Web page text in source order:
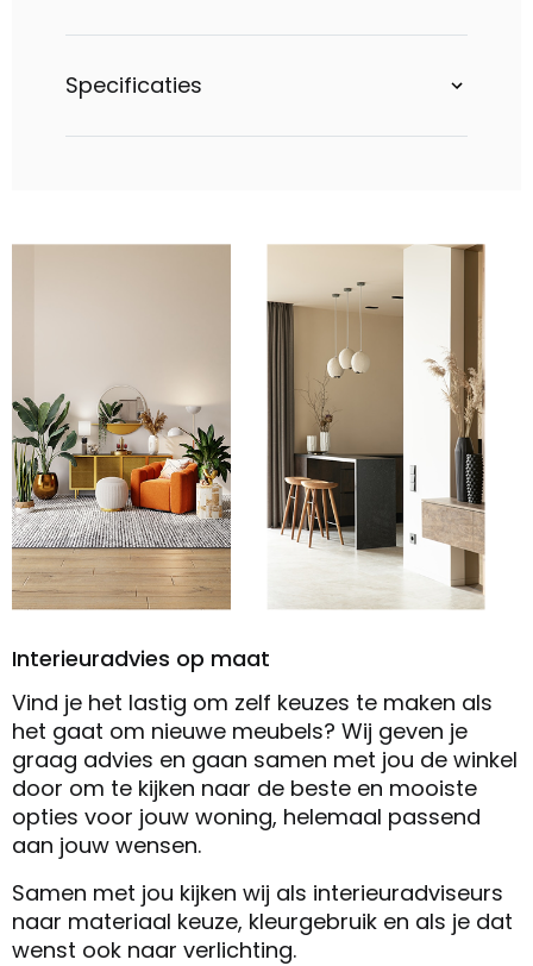
Specificaties
Interieuradvies op maat
Vind je het lastig om zelf keuzes te maken als
het gaat om nieuwe meubels? Wij geven je
graag advies en gaan samen met jou de winkel
door om te kijken naar de beste en mooiste
opties voor jouw woning, helemaal passend
aan jouw wensen.
Samen met jou kijken wij als interieuradviseurs
naar materiaal keuze, kleurgebruik en als je dat
wenst ook naar verlichting.